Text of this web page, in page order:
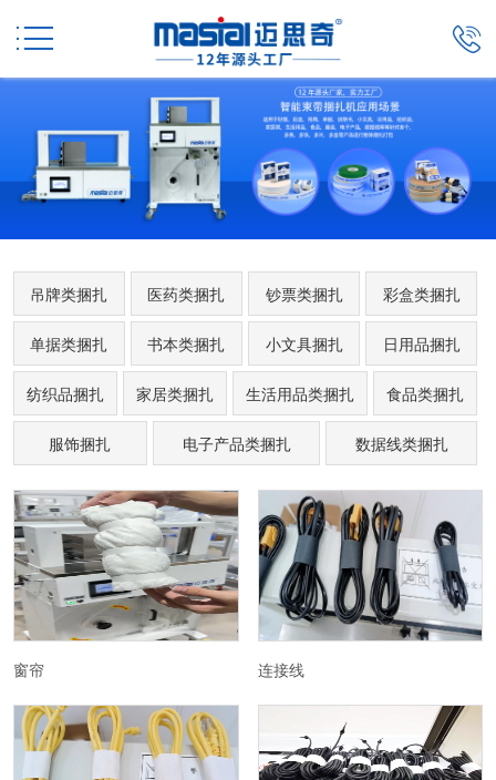
 
吊牌类捆扎 医药类捆扎 钞票类捆扎 彩盒类捆扎
单据类捆扎 书本类捆扎 小文具捆扎 日用品捆扎
纺织品捆扎 家居类捆扎 生活用品类捆扎 食品类捆扎
服饰捆扎 电子产品类捆扎 数据线类捆扎
窗帘 连接线